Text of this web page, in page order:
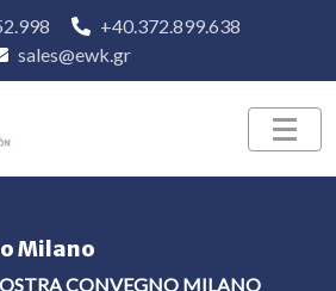
+40.372.899.638
sales@ewk.gr
Milano
CONVEGNO MILANO